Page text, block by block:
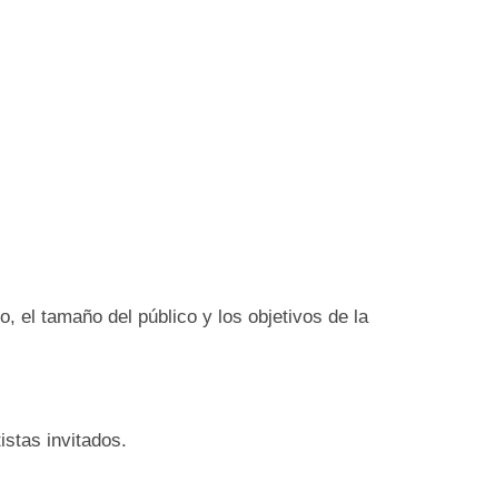
el tamaño del público y los objetivos de la
invitados.